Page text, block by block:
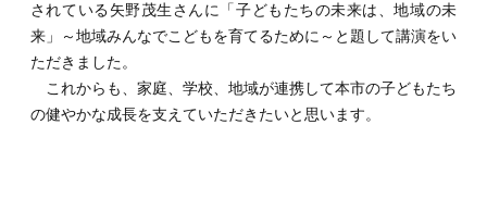
されている矢野茂生さんに「子どもたちの未来は、地域の未
来」～地域みんなでこどもを育てるために～と題して講演をい
ただきました。
これからも、家庭、学校、地域が連携して本市の子どもたち
の健やかな成長を支えていただきたいと思います。